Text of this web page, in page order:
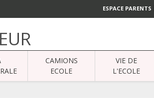
ESPACE PARENTS
CAMIONS
ECOLE
VIE DE
L'ECOLE